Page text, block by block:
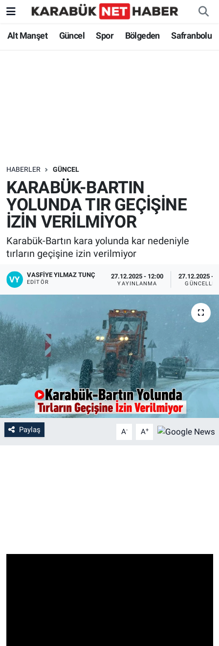
Alt Manşet Güncel Spor Bölgeden Safranbolu
HABERLER GÜNCEL
KARABÜK-BARTIN
YOLUNDA TIR GEÇİŞİNE
İZİN VERİLMİYOR
Karabük-Bartın kara yolunda kar nedeniyle
tırların geçişine izin verilmiyor
VASFIYE YILMAZ TUNÇ
EDITÖR
27.12.2025 - 12:00
YAYINLANMA
27.12.2025 -
Paylaş A- A+